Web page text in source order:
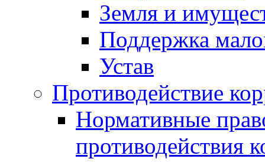
Земля и
Поддержка
Устав
Противодействие
Нормативные
противодействия